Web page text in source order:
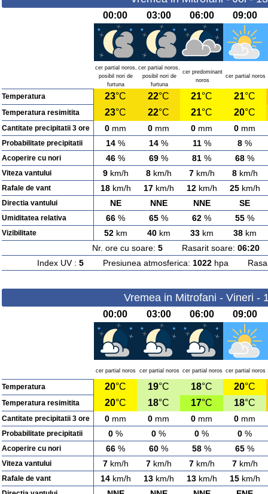
00:00 03:00 06:00 09:00
cer partial noros,
posibil nori de
furtuna
cer partial noros,
posibil nori de
furtuna
cer predominant
noros
cer partial noros
Temperatura 23°C 22°C 21°C 21°C
Temperatura resimitita 23°C 22°C 21°C 20°C
Cantitate precipitatii 3 ore 0 mm 0 mm 0 mm 0 mm
Probabilitate precipitatii 14 % 14 % 11% 8 %
Acoperire cu nori 46 % 69 % 81 % 68 %
Viteza vantului 9km/h 8km/h 7km/h 8km/h
Rafale de vant 18km/h 17km/h 12km/h 25km/h
Directia vantului NE NNE NNE SE
Umiditatea relativa 66 % 65 % 62 % 55 %
Vizibilitate 52km 40km 33km 38km
Nr. ore cu soare: 5Rasarit soare: 06:20
Index UV : 5Presiunea atmosferica: 1022hpa
Vremea in Mitrofani - Vineri -
00:00 03:00 06:00 09:00
cer partial noros cer partial noros cer partial noros cer partial noros
Temperatura 20°C 19°C 18°C 20°C
Temperatura resimitita 20°C 18°C 17°C 18°C
Cantitate precipitatii 3 ore 0 mm 0 mm 0 mm 0 mm
Probabilitate precipitatii 0 % 0 % 0 % 0 %
Acoperire cu nori 66 % 60 % 58 % 65 %
Viteza vantului 7km/h 7km/h 7km/h 7km/h
Rafale de vant 14km/h 13km/h 13km/h 15km/h